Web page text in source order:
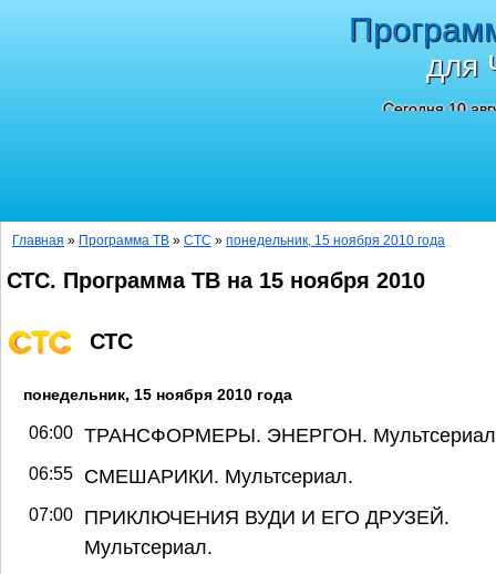
для
Сегодня 10
Главная » Программа ТВ » СТС » понедельник, 15 ноября 2010 года
СТС. Программа ТВ на 15 ноября 2010
СТС
понедельник, 15 ноября 2010 года
06:00 ТРАНСФОРМЕРЫ. ЭНЕРГОН.
06:55 СМЕШАРИКИ. Мультсериал.
07:00
ПРИКЛЮЧЕНИЯ ВУДИ И ЕГО ДРУЗЕЙ.
Мультсериал.